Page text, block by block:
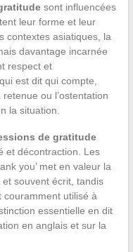
sont influencées
leur forme et leur
contextes asiatiques, la
davantage incarnée
respect et
est dit qui compte,
ou l’ostentation
la situation.
de gratitude
et décontraction. Les
you’ met en valeur la
souvent écrit, tandis
couramment utilisé à
essentielle en dit
en anglais et sur la